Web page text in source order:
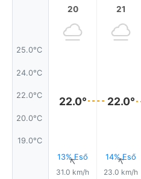
25.0°C
24.0°C
22.0°C
20.0°C
19.0°C
20
22.0°
13% Eső
↑
31.0 km/h
21
22.0°
14% Eső
↑
23.0 km/h